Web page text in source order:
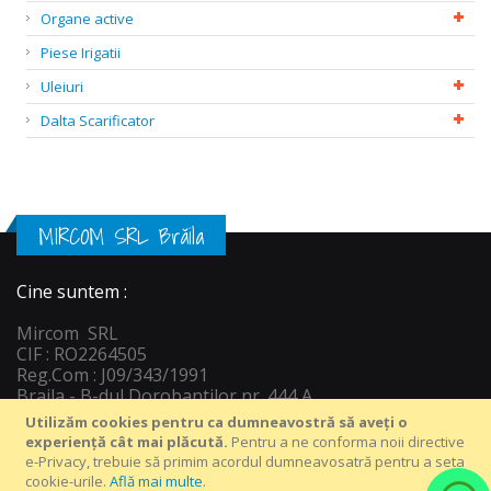
Utilizăm cookies pentru ca dumneavostră să aveți o
experiență cât mai plăcută. Pentru a ne conforma noii directive
e-Privacy, trebuie să primim acordul dumneavosatră pentru a seta
cookie-urile. Află mai multe.
Organe active
Piese Irigatii
Uleiuri
Dalta Scarificator
MIRCOM SRL Brăila
Cine suntem :
Mircom SRL
CIF : RO2264505
Reg.Com : J09/343/1991
Braila - B-dul Dorobantilor nr. 444 A
Informatii contact :
Tel : +40 239 649 816
Email: vanzari@depozitagro.ro
WatsApp : +40 758 55 22 33